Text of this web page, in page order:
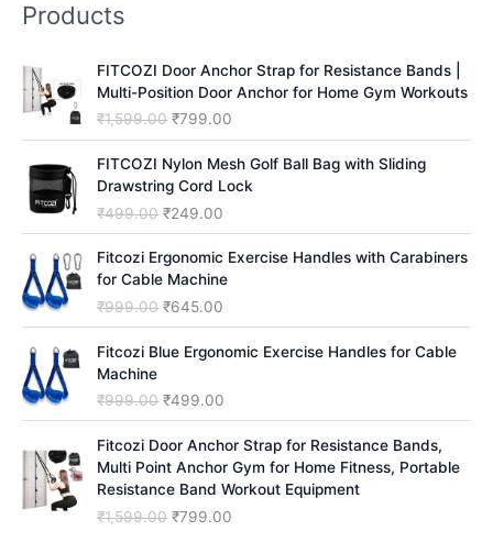
Products
FITCOZI Door Anchor Strap for Resistance Bands |
Multi-Position Door Anchor for Home Gym Workouts
₹1,599.00 O
r
i
g
i
a
l
r
c
w
a
s
:
₹
1
₹799.00
u
r
r
t
e
:
₹
7
9
FITCOZI Nylon Mesh Golf Ball Bag with Sliding
Drawstring Cord Lock
₹499.00 O
r
i
g
i
r
c
e
w
a
₹249.00
u
r
e
i
s
:
Fitcozi Ergonomic Exercise Handles with Carabiners
for Cable Machine
₹999.00 O
r
i
i
i
₹645.00
u
r
e
r
c
Fitcozi Blue Ergonomic Exercise Handles for Cable
Machine
₹999.00 O
r
i
g
i
n
₹499.00
u
r
r
e
n
Fitcozi Door Anchor Strap for Resistance Bands,
Multi Point Anchor Gym for Home Fitness, Portable
Resistance Band Workout Equipment
₹1,599.00 O
₹799.00